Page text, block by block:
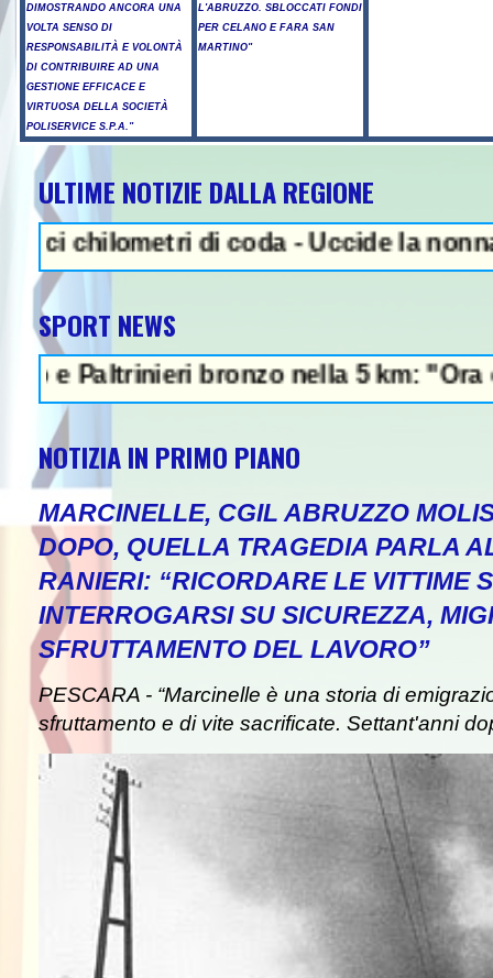
DIMOSTRANDO ANCORA UNA
VOLTA SENSO DI
RESPONSABILITÀ E VOLONTÀ
DI CONTRIBUIRE AD UNA
GESTIONE EFFICACE E
VIRTUOSA DELLA SOCIETÀ
POLISERVICE S.P.A."
L'ABRUZZO. SBLOCCATI FONDI
PER CELANO E FARA SAN
MARTINO"
ULTIME NOTIZIE DALLA REGIONE
di coda - Uccide la nonna a
SPORT NEWS
bronzo nella 5 km: "Ora ci
NOTIZIA IN PRIMO PIANO
MARCINELLE, CGIL ABRUZZO
DOPO, QUELLA TRAGEDIA PARLA
RANIERI: “RICORDARE LE VITTIME
INTERROGARSI SU SICUREZZA,
SFRUTTAMENTO DEL LAVORO”
PESCARA - “Marcinelle è una storia di
sfruttamento e di vite sacrificate. Settant'anni
NEWS IN EVIDENZA -